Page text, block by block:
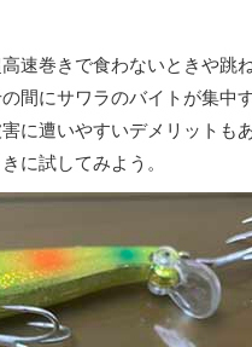
速巻きで食わないときや跳
間にサワラのバイトが集中
に遭いやすいデメリットも
に試してみよう。